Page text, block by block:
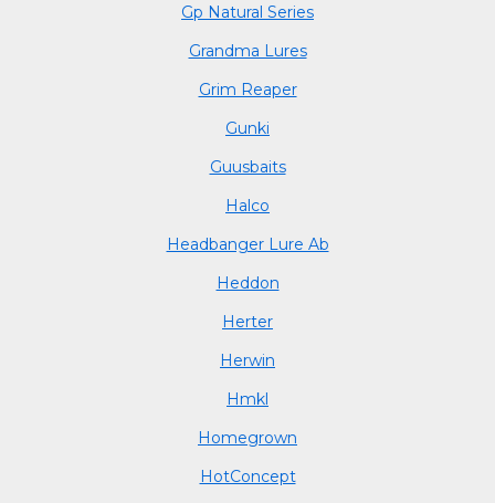
Gp Natural Series
Grandma Lures
Grim Reaper
Gunki
Guusbaits
Halco
Headbanger Lure Ab
Heddon
Herter
Herwin
Hmkl
Homegrown
HotConcept